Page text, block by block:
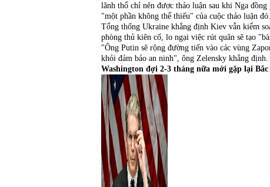
lãnh thổ chỉ nên được thảo luận sau khi Nga
"một phần không thể thiếu" của cuộc thảo luận đó.
Tổng thống Ukraine khẳng định Kiev vẫn kiểm
phòng thủ kiên cố, lo ngại việc rút quân sẽ tạo
"Ông Putin sẽ rộng đường tiến vào các vùng
khỏi đảm bảo an ninh", ông Zelensky khẳng định.
Washington đợi 2-3 tháng nữa mới gặp lại